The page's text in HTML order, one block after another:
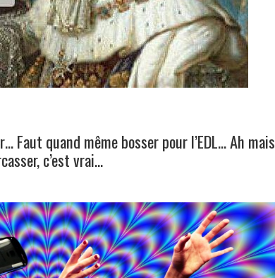
Faut quand même bosser pour l’EDL… Ah mais
c’est vrai…